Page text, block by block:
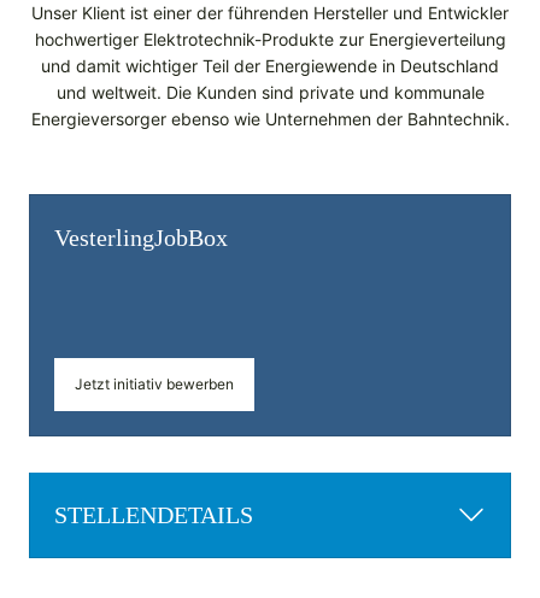
Unser Klient ist einer der führenden Hersteller und Entwickler
hochwertiger Elektrotechnik-Produkte zur Energieverteilung
und damit wichtiger Teil der Energiewende in Deutschland
und weltweit. Die Kunden sind private und kommunale
Energieversorger ebenso wie Unternehmen der Bahntechnik.
Vesterling­JobBox
Jetzt initiativ bewerben
STELLENDETAILS